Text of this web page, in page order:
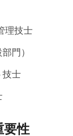
理技士
門）
技士
要性